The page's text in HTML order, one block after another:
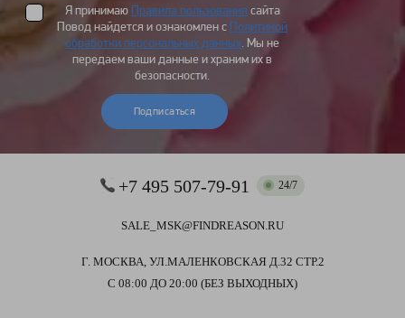
Я принимаю Правила пользования сайта
Повод найдется и ознакомлен с Политикой
обработки персональных данных. Мы не
передаем ваши данные и храним их в
безопасности.
Подписаться
+7 495 507-79-91 24/7
SALE_MSK@FINDREASON.RU
Г. МОСКВА, УЛ.МАЛЕНКОВСКАЯ Д.32 СТР.2
С 08:00 ДО 20:00 (БЕЗ ВЫХОДНЫХ)